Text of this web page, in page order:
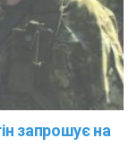
запрошує на